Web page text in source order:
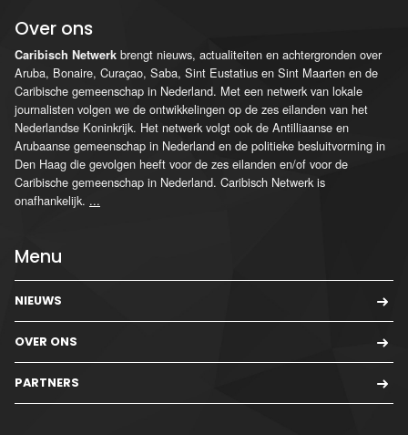
Over ons
Caribisch Netwerk brengt nieuws, actualiteiten en achtergronden over
Aruba, Bonaire, Curaçao, Saba, Sint Eustatius en Sint Maarten en de
Caribische gemeenschap in Nederland. Met een netwerk van lokale
journalisten volgen we de ontwikkelingen op de zes eilanden van het
Nederlandse Koninkrijk. Het netwerk volgt ook de Antilliaanse en
Arubaanse gemeenschap in Nederland en de politieke besluitvorming in
Den Haag die gevolgen heeft voor de zes eilanden en/of voor de
Caribische gemeenschap in Nederland. Caribisch Netwerk is
onafhankelijk. ...
Menu
NIEUWS
OVER ONS
PARTNERS